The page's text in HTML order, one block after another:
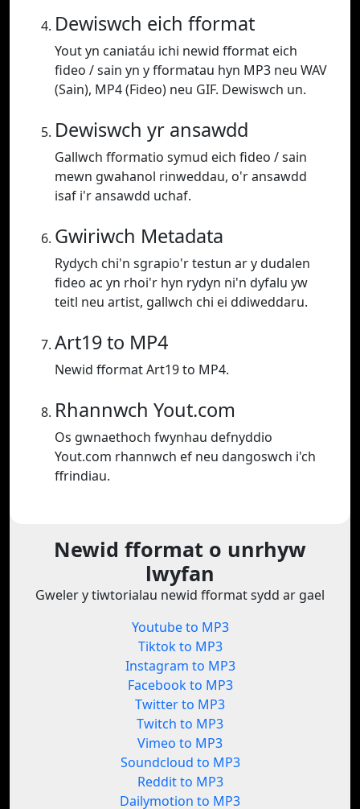
Dewiswch eich fformat
Yout yn caniatáu ichi newid fformat eich
fideo / sain yn y fformatau hyn MP3 neu WAV
(Sain), MP4 (Fideo) neu GIF. Dewiswch un.
Dewiswch yr ansawdd
Gallwch fformatio symud eich fideo / sain
mewn gwahanol rinweddau, o'r ansawdd
isaf i'r ansawdd uchaf.
Gwiriwch Metadata
Rydych chi'n sgrapio'r testun ar y dudalen
fideo ac yn rhoi'r hyn rydyn ni'n dyfalu yw
teitl neu artist, gallwch chi ei ddiweddaru.
Art19 to MP4
Newid fformat Art19 to MP4.
Rhannwch Yout.com
Os gwnaethoch fwynhau defnyddio
Yout.com rhannwch ef neu dangoswch i'ch
ffrindiau.
Newid fformat o unrhyw
lwyfan
Gweler y tiwtorialau newid fformat sydd ar gael
Youtube to MP3
Tiktok to MP3
Instagram to MP3
Facebook to MP3
Twitter to MP3
Twitch to MP3
Vimeo to MP3
Soundcloud to MP3
Reddit to MP3
Dailymotion to MP3